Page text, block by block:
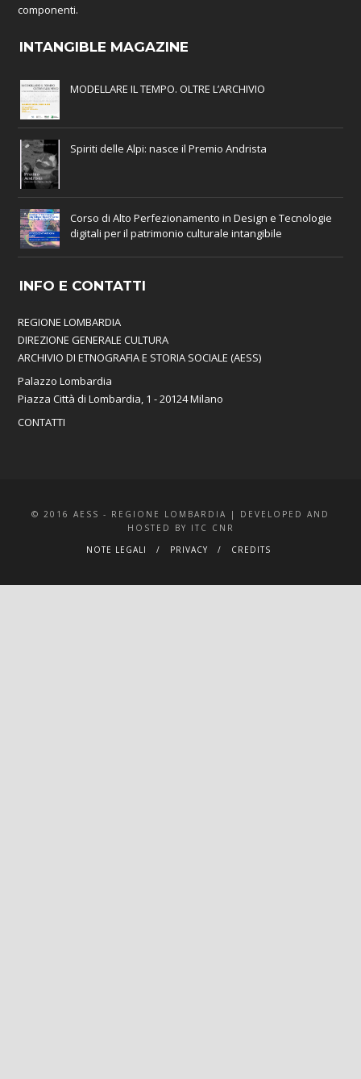
componenti.
INTANGIBLE MAGAZINE
MODELLARE IL TEMPO. OLTRE L’ARCHIVIO
Spiriti delle Alpi: nasce il Premio Andrista
Corso di Alto Perfezionamento in Design e Tecnologie
digitali per il patrimonio culturale intangibile
INFO E CONTATTI
REGIONE LOMBARDIA
DIREZIONE GENERALE CULTURA
ARCHIVIO DI ETNOGRAFIA E STORIA SOCIALE (AESS)
Palazzo Lombardia
Piazza Città di Lombardia, 1 - 20124 Milano
CONTATTI
© 2016 AESS - REGIONE LOMBARDIA | DEVELOPED AND
HOSTED BY ITC CNR
NOTE LEGALI
PRIVACY CREDITS